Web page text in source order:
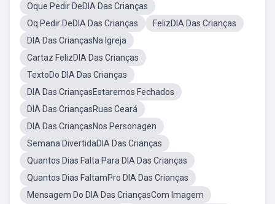
Oque Pedir DeDIA Das Crianças
Oq Pedir DeDIA Das Crianças
FelizDIA Das Crianças
DIA Das CriançasNa Igreja
Cartaz FelizDIA Das Crianças
TextoDo DIA Das Crianças
DIA Das CriançasEstaremos Fechados
DIA Das CriançasRuas Ceará
DIA Das CriançasNos Personagen
Semana DivertidaDIA Das Crianças
Quantos Dias Falta Para DIA Das Crianças
Quantos Dias FaltamPro DIA Das Crianças
Mensagem Do DIA Das CriançasCom Imagem